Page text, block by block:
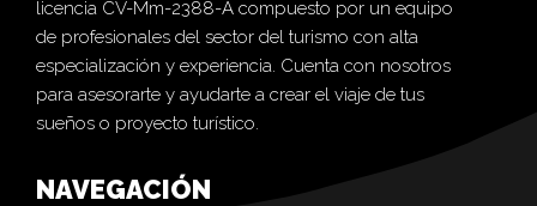
licencia CV-Mm-2388-A compuesto por un equipo
de profesionales del sector del turismo con alta
especialización y experiencia. Cuenta con nosotros
para asesorarte y ayudarte a crear el viaje de tus
sueños o proyecto turístico.
NAVEGACIÓN